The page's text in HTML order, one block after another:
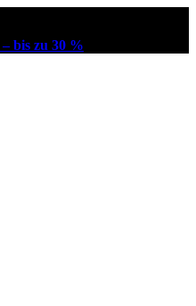
bis zu 30 %